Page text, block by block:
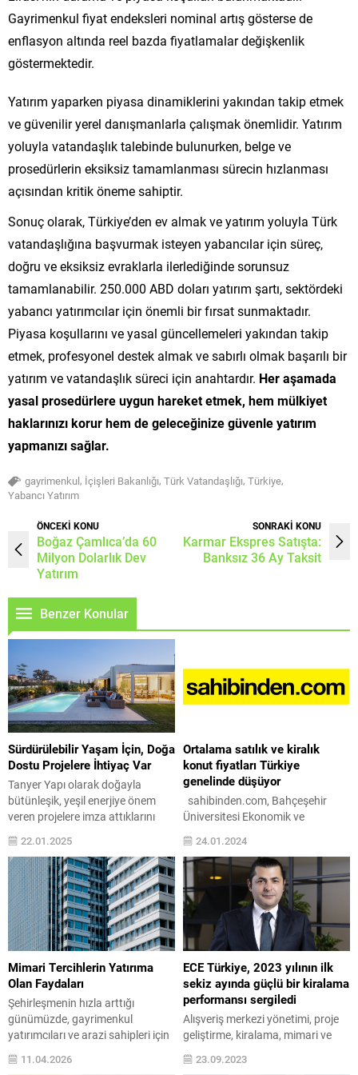
Gayrimenkul fiyat endeksleri nominal artış gösterse de
enflasyon altında reel bazda fiyatlamalar değişkenlik
göstermektedir.
Yatırım yaparken piyasa dinamiklerini yakından takip etmek
ve güvenilir yerel danışmanlarla çalışmak önemlidir. Yatırım
yoluyla vatandaşlık talebinde bulunurken, belge ve
prosedürlerin eksiksiz tamamlanması sürecin hızlanması
açısından kritik öneme sahiptir.
Sonuç olarak, Türkiye’den ev almak ve yatırım yoluyla Türk
vatandaşlığına başvurmak isteyen yabancılar için süreç,
doğru ve eksiksiz evraklarla ilerlediğinde sorunsuz
tamamlanabilir. 250.000 ABD doları yatırım şartı, sektördeki
yabancı yatırımcılar için önemli bir fırsat sunmaktadır.
Piyasa koşullarını ve yasal güncellemeleri yakından takip
etmek, profesyonel destek almak ve sabırlı olmak başarılı bir
yatırım ve vatandaşlık süreci için anahtardır. Her aşamada
yasal prosedürlere uygun hareket etmek, hem mülkiyet
haklarınızı korur hem de geleceğinize güvenle yatırım
yapmanızı sağlar.
gayrimenkul, İçişleri Bakanlığı, Türk Vatandaşlığı, Türkiye,
Yabancı Yatırım
ÖNCEKİ KONU
Boğaz Çamlıca’da 60
Milyon Dolarlık Dev
Yatırım
SONRAKİ KONU
Karmar Ekspres Satışta:
Banksız 36 Ay Taksit
Benzer Konular
Sürdürülebilir Yaşam İçin, Doğa
Dostu Projelere İhtiyaç Var
Tanyer Yapı olarak doğayla
bütünleşik, yeşil enerjiye önem
veren projelere imza attıklarını
belirten Genel Koordinatör Taylan
Tanyer, sürdürülebilir yaşam için
doğa dostu projelerin artması
gerektiğini söyledi. Tanyer, Urla
Bademler’de yapımı devam eden
TanUrla’nın mimari özelliklerinin
yanında sürdürülebilir enerjiyi
kullanan, doğaya ve çevreye
saygılı olan yaşam şekliyle de öne
çıkacağını dile...
22.01.2025
Ortalama satılık ve kiralık
konut fiyatları Türkiye
genelinde düşüyor
sahibinden.com, Bahçeşehir
Üniversitesi Ekonomik ve
Toplumsal Araştırmalar Merkezi
(BETAM) işbirliğiyle hazırlanan
“sahibindex Kiralık ve Satılık
Konut Piyasası Görünümü” Ocak
raporunda kiralık ve satılık konut
piyasasındaki değişimler mercek
altına alındı. Rapora göre, reel
satış fiyatlarındaki düşüşün altı
aydır devam ettiği gözlemleniyor.
Reel fiyatların düşmesine bağlı
olarak reel fiyatlardaki yıllık...
24.01.2024
Mimari Tercihlerin Yatırıma
Olan Faydaları
Şehirleşmenin hızla arttığı
günümüzde, gayrimenkul
yatırımcıları ve arazi sahipleri için
mimari tercihler büyük önem
taşıyor. Yatay mimari ve dikey
11.04.2026
ECE Türkiye, 2023 yılının ilk
sekiz ayında güçlü bir kiralama
performansı sergiledi
Alışveriş merkezi yönetimi, proje
geliştirme, kiralama, mimari ve
konsept planlama, bütçeleme ile
finansal ve hukuki hizmetlerin
23.09.2023